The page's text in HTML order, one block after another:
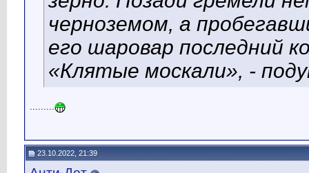
черноземом, а
его шаровар последний
«Клятые москали», -
.........
23.10.2022, 21:39